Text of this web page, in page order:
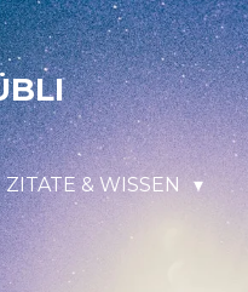
ZITATE & WISSEN